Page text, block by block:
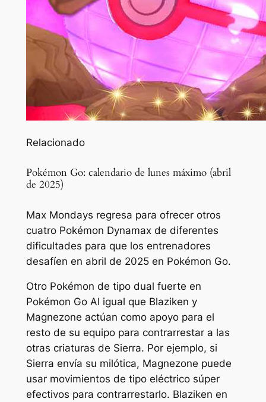
Relacionado
Pokémon Go: calendario de lunes máximo (abril
de 2025)
Max Mondays regresa para ofrecer otros
cuatro Pokémon Dynamax de diferentes
dificultades para que los entrenadores
desafíen en abril de 2025 en Pokémon Go.
Otro Pokémon de tipo dual fuerte en
Pokémon GoAl igual que Blaziken y
Magnezone actúan como apoyo para el
resto de su equipo para contrarrestar a las
otras criaturas de Sierra. Por ejemplo, si
Sierra envía su milótica, Magnezone puede
usar movimientos de tipo eléctrico súper
efectivos para contrarrestarlo. Blaziken en